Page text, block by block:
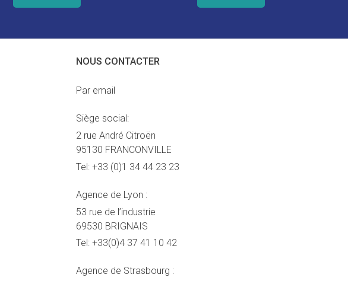
NOUS CONTACTER
Par email
Siège social:
2 rue André Citroën
95130 FRANCONVILLE
Tel: +33 (0)1 34 44 23 23
Agence de Lyon :
53 rue de l’industrie
69530 BRIGNAIS
Tel: +33(0)4 37 41 10 42
Agence de Strasbourg :